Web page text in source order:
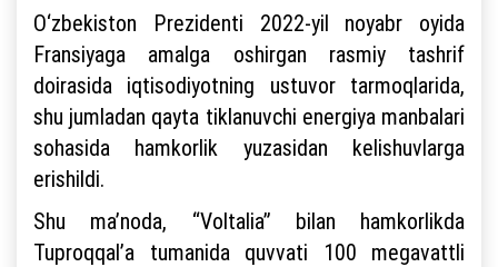
O‘zbekiston Prezidenti 2022-yil noyabr oyida
Fransiyaga amalga oshirgan rasmiy tashrif
doirasida iqtisodiyotning ustuvor tarmoqlarida,
shu jumladan qayta tiklanuvchi energiya manbalari
sohasida hamkorlik yuzasidan kelishuvlarga
erishildi.
Shu ma’noda, “Voltalia” bilan hamkorlikda
Tuproqqal’a tumanida quvvati 100 megavattli